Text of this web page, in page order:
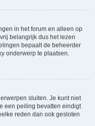
in het forum en alleen op
belangrijk dus het lezen
bepaalt de beheerder
onderwerp te plaatsen.
sluiten. Je kunt niet
een peiling bevatten eindigt
reden dan ook gesloten